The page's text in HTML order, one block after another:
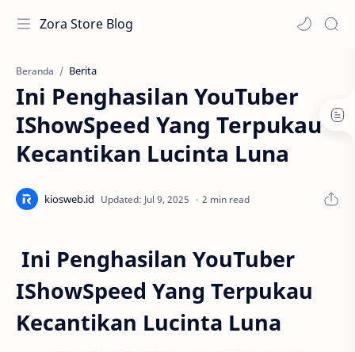
Zora Store Blog
Beranda Berita
Ini Penghasilan YouTuber
IShowSpeed Yang Terpukau
Kecantikan Lucinta Luna
2 min read
Ini Penghasilan YouTuber
IShowSpeed Yang Terpukau
Kecantikan Lucinta Luna